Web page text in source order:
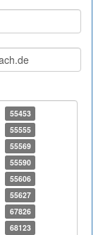
55453
55555
55569
55590
55606
55627
67826
68123